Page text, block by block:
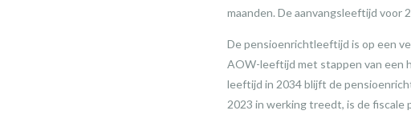
maanden. De aanvangsleeftijd voor
De pensioenrichtleeftijd is op een
AOW-leeftijd met stappen van een
leeftijd in 2034 blijft de
2023 in werking treedt, is de